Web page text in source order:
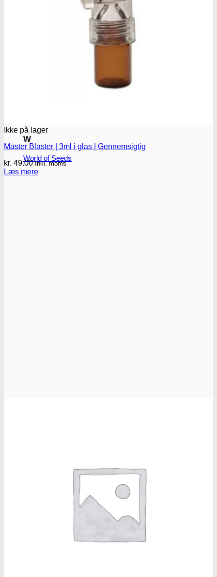
W
World of Seeds
Oplev ALLe vores
brands lige her
Ikke på lager
Master Blaster | 3ml i glas | Gennemsigtig
kr. 49.00 Inkl. moms
Læs mere